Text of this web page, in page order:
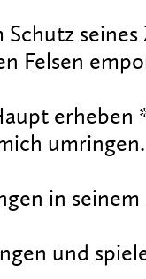
seines
Felsen
erheben
umringen.
in
und